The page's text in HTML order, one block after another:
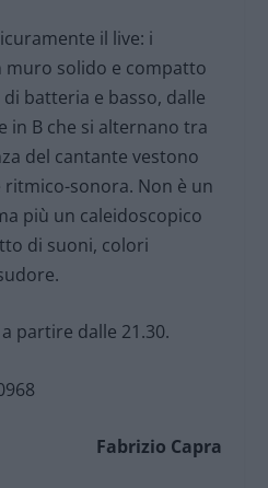
il live: i
muro solido e compatto
batteria e basso, dalle
in B che si alternano tra
del cantante vestono
sonora. Non è un
più un caleidoscopico
di suoni, colori
a partire dalle 21.30.
Fabrizio Capra